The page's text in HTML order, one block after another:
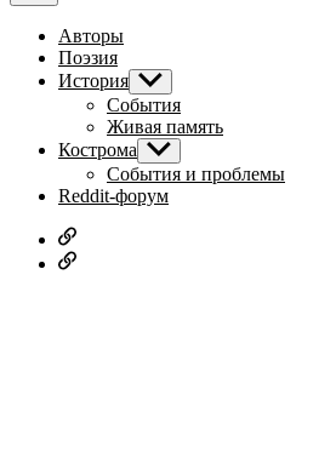
Авторы
Поэзия
История Показывать
подменю
События
Живая память
Кострома Показывать
подменю
События и проблемы
Reddit-форум
Русское
дворянство
Наши